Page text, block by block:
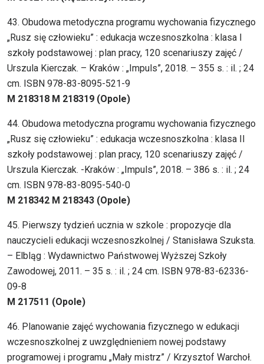
43. Obudowa metodyczna programu wychowania fizycznego
„Rusz się człowieku” : edukacja wczesnoszkolna : klasa I
szkoły podstawowej : plan pracy, 120 scenariuszy zajęć /
Urszula Kierczak. – Kraków : „Impuls”, 2018. – 355 s. : il. ; 24
cm. ISBN 978-83-8095-521-9
M 218318 M 218319 (Opole)
44. Obudowa metodyczna programu wychowania fizycznego
„Rusz się człowieku” : edukacja wczesnoszkolna : klasa II
szkoły podstawowej : plan pracy, 120 scenariuszy zajęć /
Urszula Kierczak. -Kraków : „Impuls”, 2018. – 386 s. : il. ; 24
cm. ISBN 978-83-8095-540-0
M 218342 M 218343 (Opole)
45. Pierwszy tydzień ucznia w szkole : propozycje dla
nauczycieli edukacji wczesnoszkolnej / Stanisława Szuksta.
– Elbląg : Wydawnictwo Państwowej Wyższej Szkoły
Zawodowej, 2011. – 35 s. : il. ; 24 cm. ISBN 978-83-62336-
09-8
M 217511 (Opole)
46. Planowanie zajęć wychowania fizycznego w edukacji
wczesnoszkolnej z uwzględnieniem nowej podstawy
programowej i programu „Mały mistrz” / Krzysztof Warchoł.